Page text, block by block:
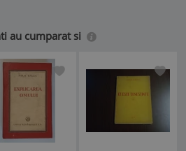
au cumparat si